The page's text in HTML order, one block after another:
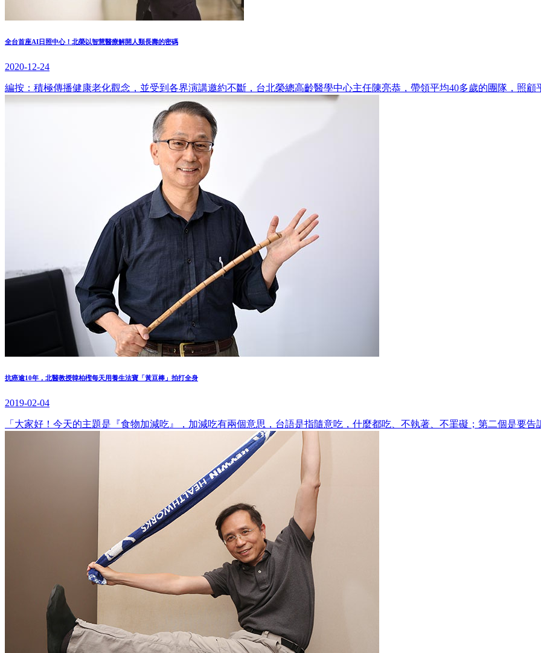
全台首座AI日照中心！北榮以智慧醫療解開人類長壽的密碼
2020-12-24
編按：積極傳播健康老化觀念，並受到各界演講邀約不斷，台北榮總高齡醫學中心主任陳亮恭，帶領平均40多歲的團隊，照
抗癌逾10年，北醫教授韓柏檉每天用養生法寶「黃豆棒」拍打全身
2019-02-04
「大家好！今天的主題是『食物加減吃』，加減吃有兩個意思，台語是指隨意吃，什麼都吃、不執著、不罣礙；第二個是要